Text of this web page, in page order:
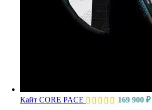
Кайт CORE PACE 169 900 ₽